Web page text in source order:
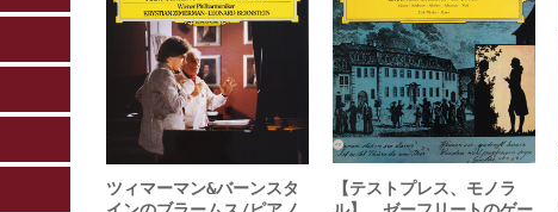
ツィマーマン&バーンスタ
【テストプレス、モノラ